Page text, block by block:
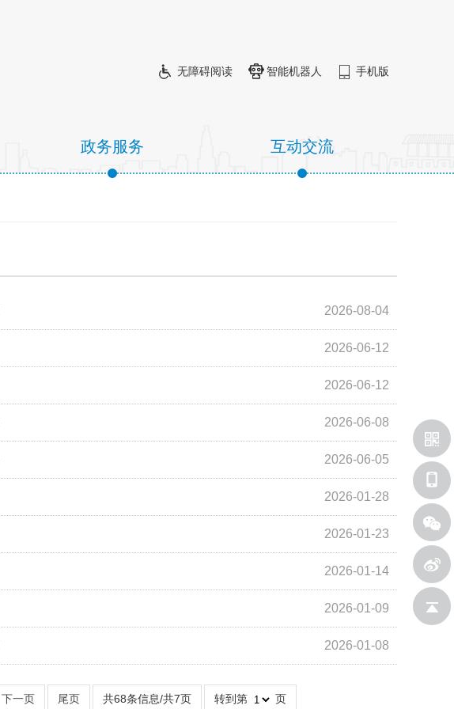
无障碍阅读 智能机器人 手机版
政务服务 互动交流
2026-08-04
2026-06-12
2026-06-12
2026-06-08
2026-06-05
2026-01-28
2026-01-23
2026-01-14
2026-01-09
2026-01-08
下一页 尾页 共68条信息/共7页 转到第 页
新浪微